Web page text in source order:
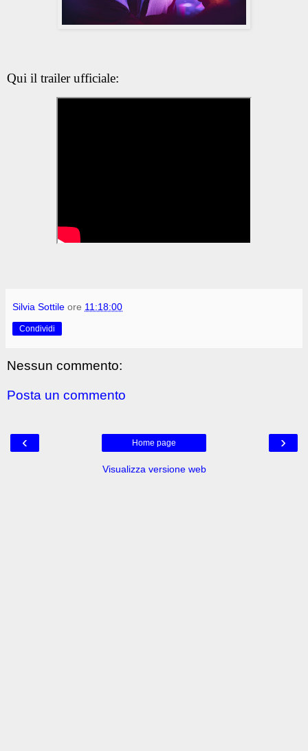
Qui il trailer ufficiale:
Silvia Sottile ore 11:18:00
Condividi
Nessun commento:
Posta un commento
‹ ›
Home page
Visualizza versione web